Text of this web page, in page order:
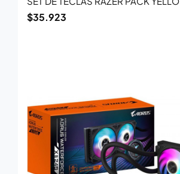
$35.923